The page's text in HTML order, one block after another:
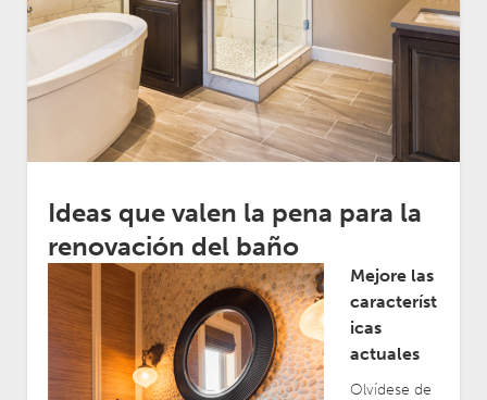
Ideas que valen la pena para la
renovación del baño
Mejore las
característ
icas
actuales
Olvídese de